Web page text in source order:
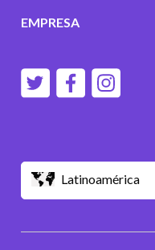
Latinoamérica
EMPRESA